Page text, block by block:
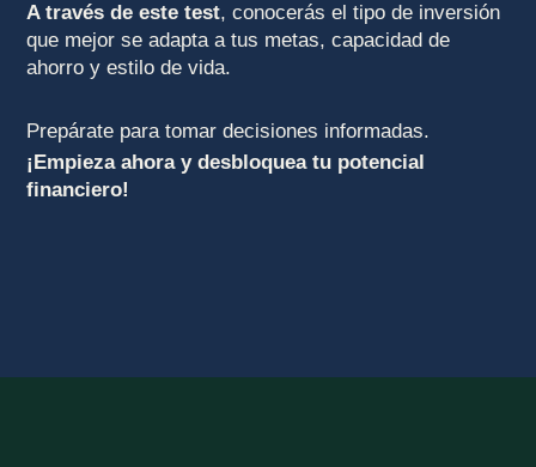
A través de este test, conocerás el tipo de inversión
que mejor se adapta a tus metas, capacidad de
ahorro y estilo de vida.
Prepárate para tomar decisiones informadas.
¡Empieza ahora y desbloquea tu potencial
financiero!